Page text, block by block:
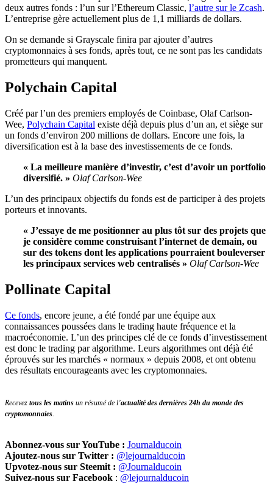
deux autres fonds : l’un sur l’Ethereum Classic, l’autre sur le Zcash.
L’entreprise gère actuellement plus de 1,1 milliards de dollars.
On se demande si Grayscale finira par ajouter d’autres
cryptomonnaies à ses fonds, après tout, ce ne sont pas les candidats
prometteurs qui manquent.
Polychain Capital
Créé par l’un des premiers employés de Coinbase, OlafCarlson-
Wee, Polychain Capital existe déjà depuis plus d’un an, et siège sur
un fonds d’environ 200 millions de dollars. Encore une fois, la
diversification est à la base des investissements de ce fonds.
« La meilleure manière d’investir, c’est d’avoir un portfolio
diversifié. » OlafCarlson-Wee
L’un des principaux objectifs du fonds est de participer à des projets
porteurs et innovants.
« J’essaye de me positionner au plus tôt sur des projets que
je considère comme construisant l’internet de demain, ou
sur des tokens dont les applications pourraient bouleverser
les principaux services web centralisés » OlafCarlson-Wee
Pollinate Capital
Ce fonds, encore jeune, a été fondé par une équipe aux
connaissances poussées dans le trading haute fréquence et la
macroéconomie. L’un des principes clé de ce fonds d’investissement
est donc le trading par algorithme. Leurs algorithmes ont déjà été
éprouvés sur les marchés « normaux » depuis 2008, et ont obtenu
des résultats encourageants avec les cryptomonnaies.
Recevez tous les matins un résumé de l’actualité des dernières 24h du monde des
cryptomonnaies
Abonnez-vous sur YouTube : Journalducoin
Ajoutez-nous sur Twitter : @lejournalducoin
Upvotez-nous sur Steemit : @Journalducoin
Suivez-nous sur Facebook : @lejournalducoin